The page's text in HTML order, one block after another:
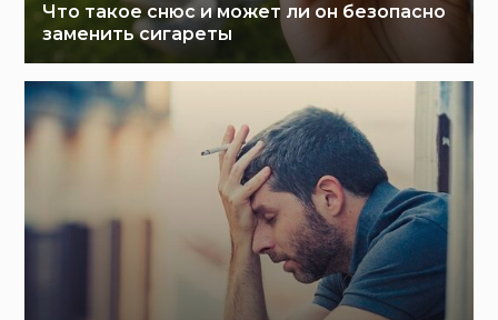
Что такое снюс и может ли он безопасно
заменить сигареты